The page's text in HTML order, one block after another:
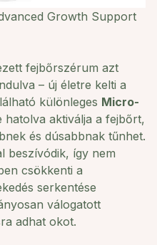
Growth Support
fejbőrszérum azt
– új életre kelti a
különleges Micro-
hatolva aktiválja a fejbőrt,
és dúsabbnak tűnhet.
beszívódik, így nem
csökkenti a
serkentése
válogatott
adhat okot.